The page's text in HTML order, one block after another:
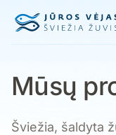
Mūsų
Šviežia, šaldyta